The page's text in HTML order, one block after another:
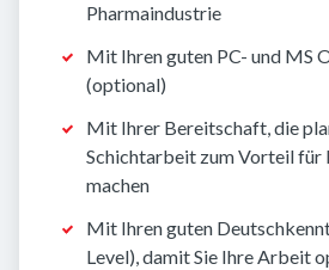
Pharmaindustrie
Mit Ihren guten PC- und MS
(optional)
Mit Ihrer Bereitschaft, die
Schichtarbeit zum Vorteil für
machen
Mit Ihren guten
Level), damit Sie Ihre Arbeit